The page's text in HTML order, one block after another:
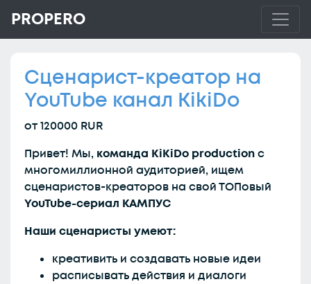
PROPERO
Сценарист-креатор на
YouTube канал KikiDo
от 120000 RUR
Привет! Мы, команда KiKiDo productionc
многомиллионной аудиторией, ищем
сценаристов-креаторов на свой ТОПовый
YouTube-сериал КАМПУС
Наши сценаристы умеют:
креативить и создавать новые идеи
расписывать действия и диалоги